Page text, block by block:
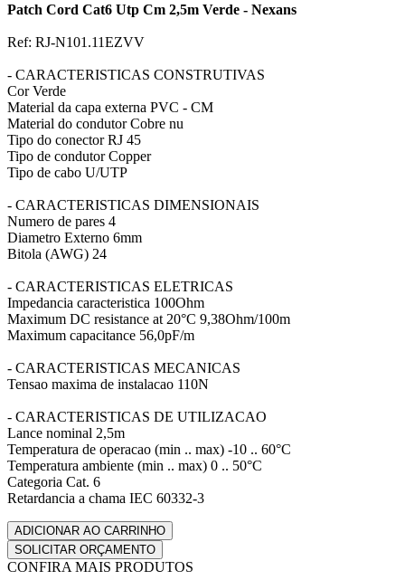
Patch Cord Cat6 Utp Cm 2,5m Verde - Nexans
Ref: RJ-N101.11EZVV
- CARACTERISTICAS CONSTRUTIVAS
Cor Verde
Material da capa externa PVC - CM
Material do condutor Cobre nu
Tipo do conector RJ 45
Tipo de condutor Copper
Tipo de cabo U/UTP
- CARACTERISTICAS DIMENSIONAIS
Numero de pares 4
Diametro Externo 6mm
Bitola (AWG) 24
- CARACTERISTICAS ELETRICAS
Impedancia caracteristica 100Ohm
Maximum DC resistance at 20°C 9,38Ohm/100m
Maximum capacitance 56,0pF/m
- CARACTERISTICAS MECANICAS
Tensao maxima de instalacao 110N
- CARACTERISTICAS DE UTILIZACAO
Lance nominal 2,5m
Temperatura de operacao (min .. max) -10 .. 60°C
Temperatura ambiente (min .. max) 0 .. 50°C
Categoria Cat. 6
Retardancia a chama IEC 60332-3
CONFIRA MAIS PRODUTOS